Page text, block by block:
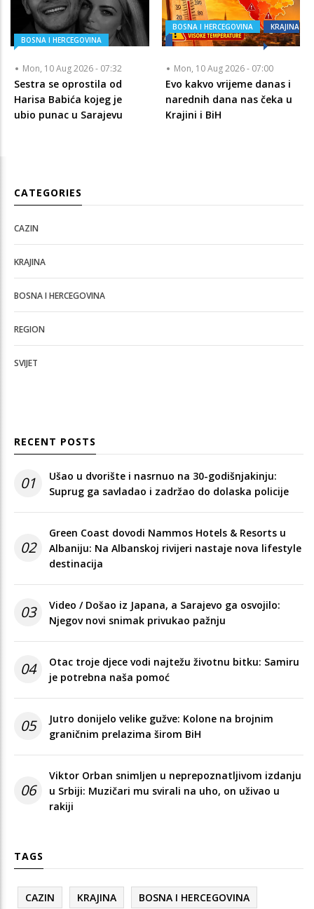
BOSNA I HERCEGOVINA
Mon, 10 Aug 2026 - 07:32
Sestra se oprostila od
Harisa Babića kojeg je
ubio punac u Sarajevu
BOSNA I HERCEGOVINA KRAJINA
Mon, 10 Aug 2026 - 07:00
Evo kakvo vrijeme danas i
narednih dana nas čeka u
Krajini i BiH
CATEGORIES
CAZIN
KRAJINA
BOSNA I HERCEGOVINA
REGION
SVIJET
RECENT POSTS
01
Ušao u dvorište i nasrnuo na 30-godišnjakinju:
Suprug ga savladao i zadržao do dolaska policije
02
Green Coast dovodi Nammos Hotels & Resorts u
Albaniju: Na Albanskoj rivijeri nastaje nova lifestyle
destinacija
03
Video / Došao iz Japana, a Sarajevo ga osvojilo:
Njegov novi snimak privukao pažnju
04
Otac troje djece vodi najtežu životnu bitku: Samiru
je potrebna naša pomoć
05
Jutro donijelo velike gužve: Kolone na brojnim
graničnim prelazima širom BiH
06
Viktor Orban snimljen u neprepoznatljivom izdanju
u Srbiji: Muzičari mu svirali na uho, on uživao u
rakiji
TAGS
CAZIN KRAJINA BOSNA I HERCEGOVINA